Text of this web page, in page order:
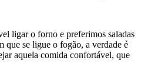
ligar o forno e preferimos saladas
que se ligue o fogão, a verdade é
aquela comida confortável, que